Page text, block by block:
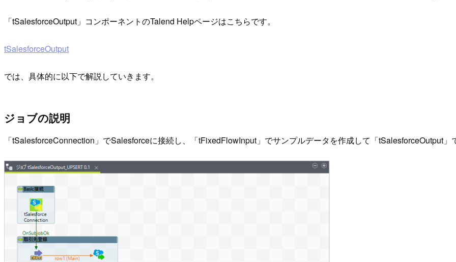
「tSalesforceOutput」コンポーネントのTalend Helpページはこちらです。
tSalesforceOutput
では、具体的に以下で解説していきます。
ジョブの説明
「tSalesforceConnection」でSalesforceに接続し、「tFixedFlowInput」でサンプルデータを作成して「tSalesforceOutput」